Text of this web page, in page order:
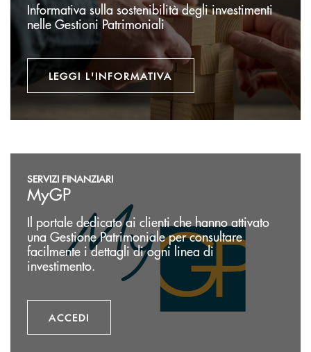
Informativa sulla sostenibilità degli investimenti
nelle Gestioni Patrimoniali
LEGGI L'INFORMATIVA
SERVIZI FINANZIARI
MyGP
Il portale dedicato ai clienti che hanno attivato
una Gestione Patrimoniale per consultare
facilmente i dettagli di ogni linea di
investimento.
ACCEDI